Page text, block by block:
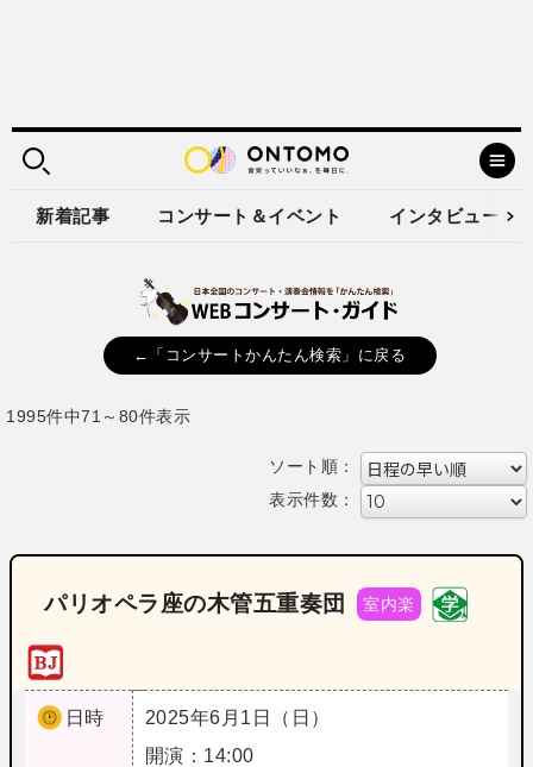
新着記事 コンサート＆イベント インタビュー
←「コンサートかんたん検索」に戻る
1995件中71～80件表示
ソート順：
表示件数：
パリオペラ座の木管五重奏団 室内楽
日時
2025年6月1日（日）
開演：14:00